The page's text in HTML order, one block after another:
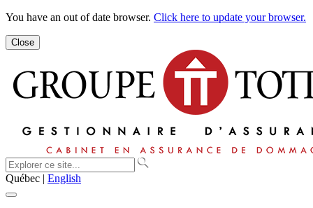
You have an out of date browser. Click here to update your browser.
Close
Québec | English